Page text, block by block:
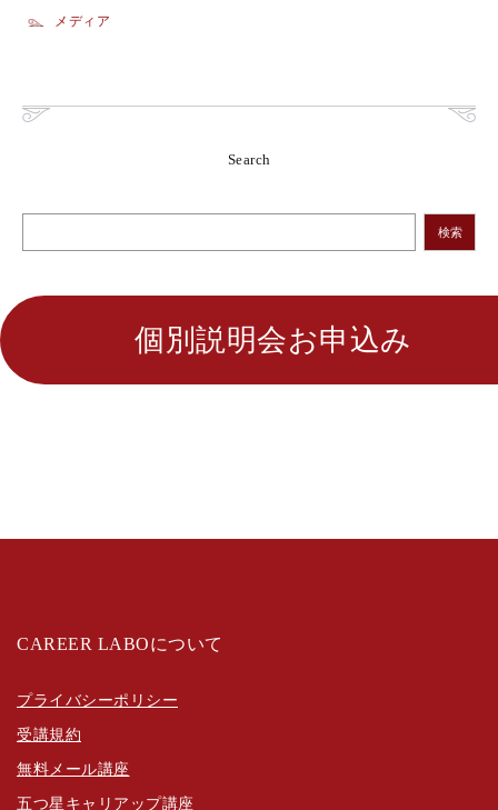
メディア
Search
検索
個別説明会お申込み
CAREER LABOについて
プライバシーポリシー
受講規約
無料メール講座
五つ星キャリアップ講座